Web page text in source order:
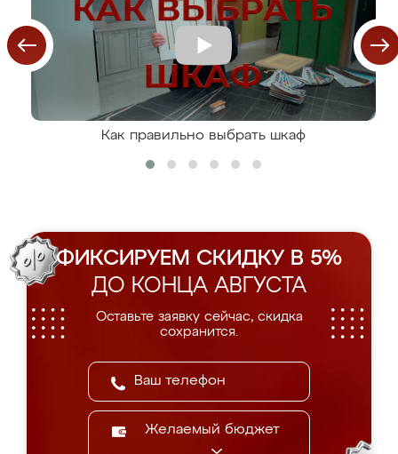
Как правильно выбрать шкаф
ФИКСИРУЕМ СКИДКУ В 5%
ДО КОНЦА АВГУСТА
Оставьте заявку сейчас, скидка
сохранится.
Желаемый бюджет